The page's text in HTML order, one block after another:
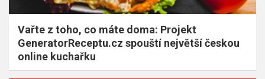
Vařte z toho, co máte doma: Projekt
GeneratorReceptu.cz spouští největší českou
online kuchařku